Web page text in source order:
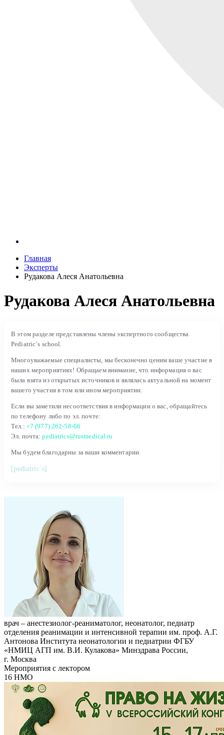
Главная
Эксперты
Рудакова Алеся Анатольевна
Рудакова Алеся Анатольевна
В этом разделе представлены члены экспертного сообщества
Pediatric`s school.
Многоуважаемые специалисты, мы бесконечно ценим ваше участие в
наших мероприятиях! Обращаем внимание, что информация о вас
была взята из открытых источников и являлась актуальной на момент
вашего участия в том или ином мероприятии.
Если вы заметили несоответствия в информации о вас, обращайтесь
по телефону либо по эл. почте:
Тел.: +7 (977) 262-58-66
Эл. почта:pediatrics@rusmedical.ru
Мы будем благодарны за ваши комментарии.
[pediatric`s]
врач – анестезиолог-реаниматолог, неонатолог, педиатр
отделения реанимации и интенсивной терапии им. проф. А.Г.
Антонова Института неонатологии и педиатрии ФГБУ
«НМИЦ АГП им. В.И. Кулакова» Минздрава России,
г. Москва
Мероприятия с лектором
16 НМО